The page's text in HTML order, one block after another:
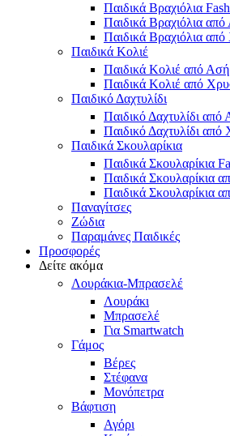
Παιδικά Βραχιόλια
Παιδικά Βραχιόλια από
Παιδικά Βραχιόλια
Παιδικά Κολιέ
Παιδικά Κολιέ από
Παιδικά Κολιέ από
Παιδικό Δαχτυλίδι
Παιδικό Δαχτυλίδι από
Παιδικό Δαχτυλίδι
Παιδικά Σκουλαρίκια
Παιδικά Σκουλαρίκια
Παιδικά Σκουλαρίκια
Παιδικά Σκουλαρίκια
Παναγίτσες
Ζώδια
Παραμάνες Παιδικές
Προσφορές
Δείτε ακόμα
Λουράκια-Μπρασελέ
Λουράκι
Μπρασελέ
Για Smartwatch
Γάμος
Βέρες
Στέφανα
Μονόπετρα
Βάφτιση
Αγόρι